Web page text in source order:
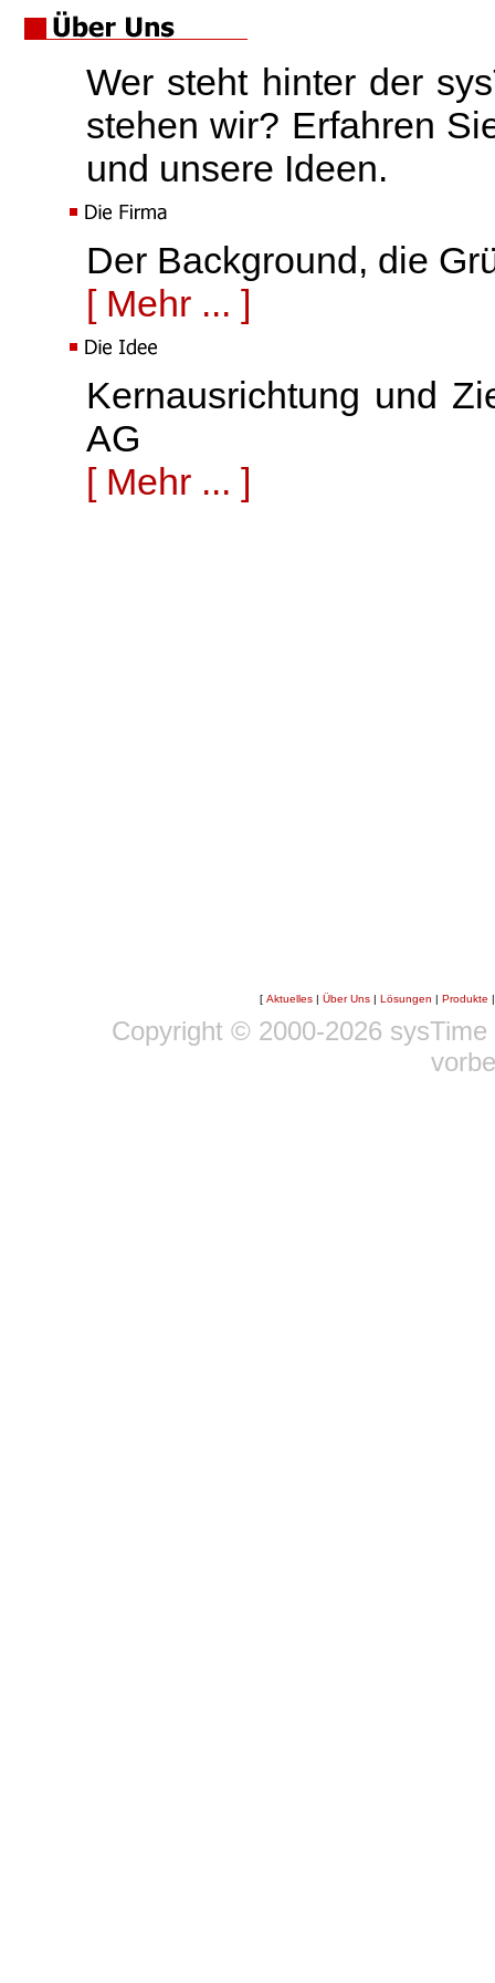
Wer steht hinter der
stehen wir? Erfahren
und unsere Ideen.
Der Background, die
[ Mehr ... ]
Kernausrichtung und
AG
[ Mehr ... ]
[ Aktuelles| Über Uns| Lösungen | Produkte
Copyright © 2000-2026